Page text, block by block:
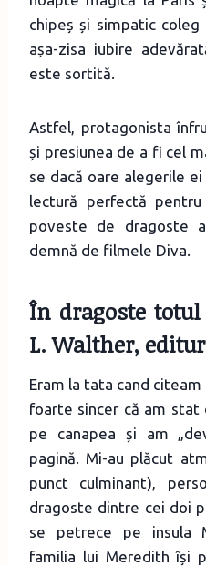
chipeș și simpatic coleg
așa-zisa iubire
este sortită.
Astfel, protagonista
și presiunea de a fi cel
se dacă oare alegerile
lectură perfectă
poveste de dragoste
demnă de filmele Diva.
În dragoste
L. Walther,
Eram la tata cand
foarte sincer că am stat
pe canapea și am
pagină. Mi-au plăcut
punct culminant),
dragoste dintre cei doi
se petrece pe insula
familia lui Meredith își